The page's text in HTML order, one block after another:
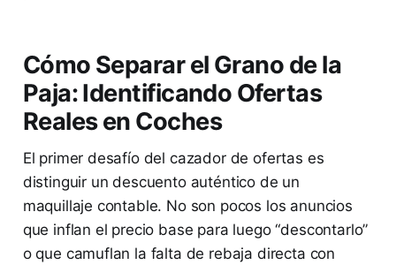
Cómo Separar el Grano de la
Paja: Identificando Ofertas
Reales en Coches
El primer desafío del cazador de ofertas es
distinguir un descuento auténtico de un
maquillaje contable. No son pocos los anuncios
que inflan el precio base para luego “descontarlo”
o que camuflan la falta de rebaja directa con